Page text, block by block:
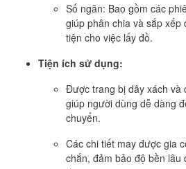
Số ngăn: Bao gồm các
giúp phân chia và sắp xếp
tiện cho việc lấy đồ.
Tiện ích sử dụng:
Được trang bị dây xách và
giúp người dùng dễ dàng
chuyển.
Các chi tiết may được gia
chắn, đảm bảo độ bền